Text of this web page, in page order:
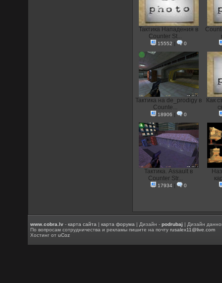
Тактика Нападения в
Counter St...
15552 | 0
Тактика на de_prodigy в
Counte...
18906 | 0
Как
Тактика. Assault в
Counter Str...
17934| 0
www.cobra.lv -карта сайта |карта форума | Дизайн -podrubaj | Дизайн
По вопросам сотрудничества и рекламы пишите на почтуrusalex11@live.com
Хостинг отuCoz